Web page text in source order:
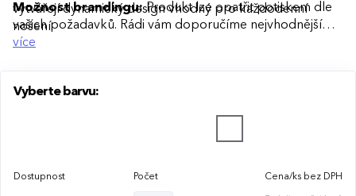
vytvářejí dynamický design vhodný pro každodenní
nošení.
Možnost brandingu:Produkt lze opatřit potiskem dle
vašich požadavků. Rádi vám doporučíme nejvhodnější
technologii potisku s ohledem na design i váš rozpočet.
více
Vyberte barvu:
Dostupnost Počet Cena/ks bez DPH